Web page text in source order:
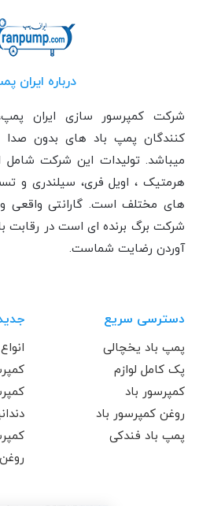
دسترسی سریع
پمپ باد یخچالی
پک کامل لوازم
کمپرسور باد
روغن کمپرسور باد
پمپ باد فندکی
روغن
درباره ایران
شرکت کمپرسور سازی ایران
کنندگان پمپ باد های بدون صدا
میباشد. تولیدات این شرکت شامل
هرمتیک ، اویل فری، سیلندری و
های مختلف است. گارانتی واقعی
شرکت برگ برنده ای است در
آوردن رضایت شماست.